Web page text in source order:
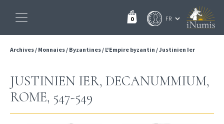
0
Archives/ Monnaies/ Byzantines/ L'Empire byzantin /Justinien Ier
JUSTINIEN IER, DECANUMMIUM,
ROME, 547-549